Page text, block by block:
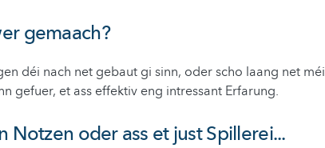
gemaach?
déi nach net gebaut gi sinn, oder scho laang net méi
gefuer, et ass effektiv eng intressant Erfarung.
oder ass et just Spillerei...